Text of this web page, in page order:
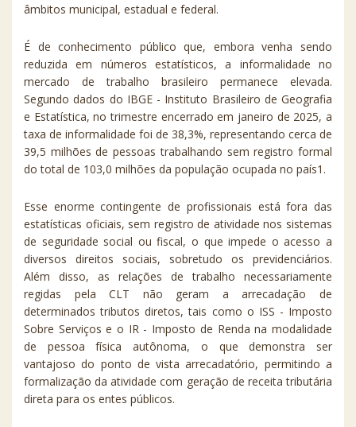
âmbitos municipal, estadual e federal.
É de conhecimento público que, embora venha sendo
reduzida em números estatísticos, a informalidade no
mercado de trabalho brasileiro permanece elevada.
Segundo dados do IBGE - Instituto Brasileiro de Geografia
e Estatística, no trimestre encerrado em janeiro de 2025, a
taxa de informalidade foi de 38,3%, representando cerca de
39,5 milhões de pessoas trabalhando sem registro formal
do total de 103,0 milhões da população ocupada no país1.
Esse enorme contingente de profissionais está fora das
estatísticas oficiais, sem registro de atividade nos sistemas
de seguridade social ou fiscal, o que impede o acesso a
diversos direitos sociais, sobretudo os previdenciários.
Além disso, as relações de trabalho necessariamente
regidas pela CLT não geram a arrecadação de
determinados tributos diretos, tais como o ISS - Imposto
Sobre Serviços e o IR - Imposto de Renda na modalidade
de pessoa física autônoma, o que demonstra ser
vantajoso do ponto de vista arrecadatório, permitindo a
formalização da atividade com geração de receita tributária
direta para os entes públicos.